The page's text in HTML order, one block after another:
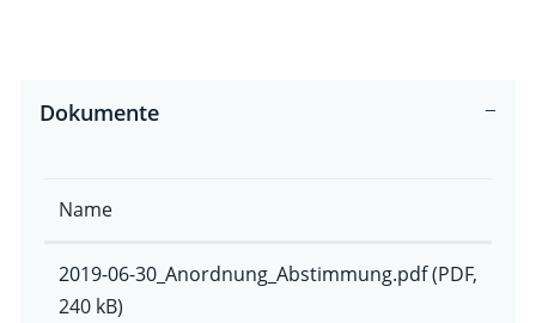
Dokumente
Name
2019-06-30_Anordnung_Abstimmung.pdf(PDF,
240 kB)